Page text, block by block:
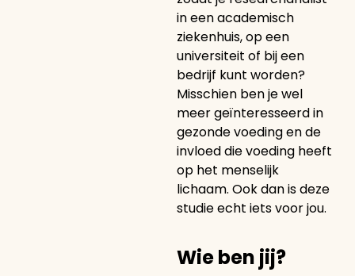
in een academisch
ziekenhuis, op een
universiteit of bij een
bedrijf kunt worden?
Misschien ben je wel
meer geïnteresseerd in
gezonde voeding en de
invloed die voeding heeft
op het menselijk
lichaam. Ook dan is deze
studie echt iets voor jou.
Wie ben jij?